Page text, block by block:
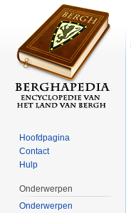
Hoofdpagina
Contact
Hulp
Onderwerpen
Onderwerpen